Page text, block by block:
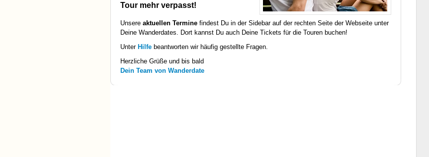
Tour mehr verpasst!
Unsere aktuellen Termine findest Du in der Sidebar auf der rechten Seite der Webseite unter
Deine Wanderdates. Dort kannst Du auch Deine Tickets für die Touren buchen!
Unter Hilfe beantworten wir häufig gestellte Fragen.
Herzliche Grüße und bis bald
Dein Team von Wanderdate